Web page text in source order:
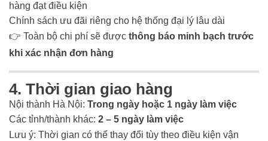
hàng đạt điều kiện
Chính sách ưu đãi riêng cho hệ thống đại lý lâu dài
👉 Toàn bộ chi phí sẽ được thông báo minh bạch trước
khi xác nhận đơn hàng
4. Thời gian giao hàng
Nội thành Hà Nội: Trong ngày hoặc 1 ngày làm việc
Các tỉnh/thành khác: 2 – 5 ngày làm việc
Lưu ý: Thời gian có thể thay đổi tùy theo điều kiện vận